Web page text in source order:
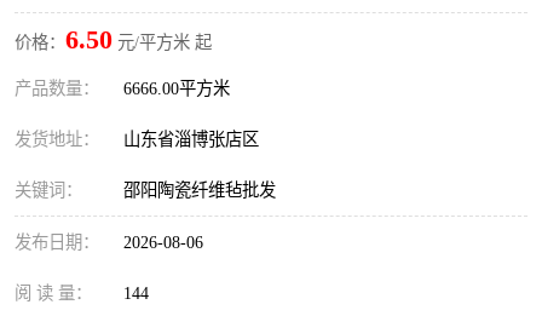
价格： 6.50 元/平方米 起
产品数量： 6666.00平方米
发货地址： 山东省淄博张店区
关键词： 邵阳陶瓷纤维毡批发
发布日期： 2026-08-06
阅 读 量： 144